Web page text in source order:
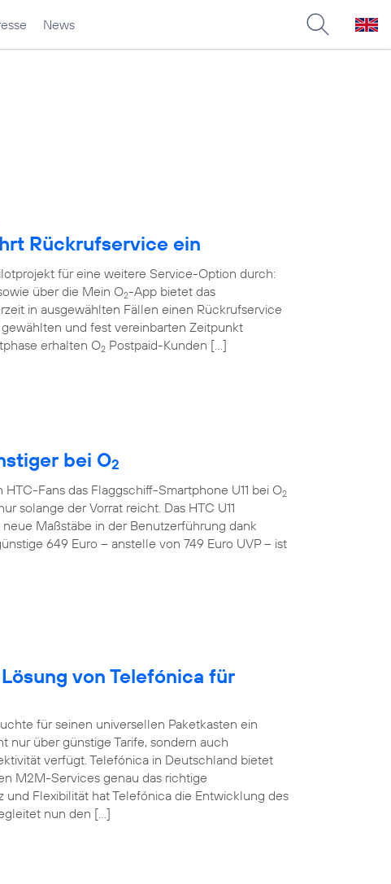
News
Rückrufservice ein
für eine weitere Service-Option durch:
über die Mein O2-App bietet das
in ausgewählten Fällen einen Rückrufservice
und fest vereinbarten Zeitpunkt
erhalten O2 Postpaid-Kunden […]
bei O2
Fans das Flaggschiff-Smartphone U11 bei O2
solange der Vorrat reicht. Das HTC U11
Maßstäbe in der Benutzerführung dank
649 Euro – anstelle von 749 Euro UVP – ist
von Telefónica für
für seinen universellen Paketkasten ein
nur über günstige Tarife, sondern auch
verfügt. Telefónica in Deutschland bietet
M2M-Services genau das richtige
Flexibilität hat Telefónica die Entwicklung des
nun den […]